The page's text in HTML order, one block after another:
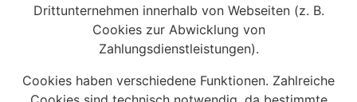
Drittunternehmen innerhalb von Webseiten (z. B.
Cookies zur Abwicklung von
Zahlungsdienstleistungen).
Cookies haben verschiedene Funktionen. Zahlreiche